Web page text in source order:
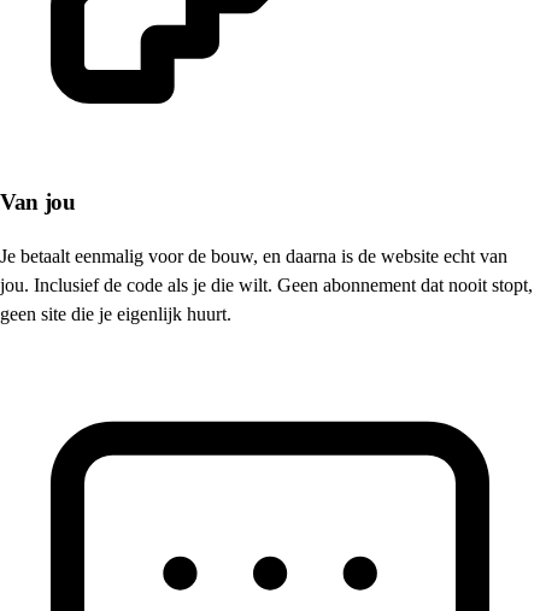
Van jou
Je betaalt eenmalig voor de bouw, en daarna is de website echt van
jou. Inclusief de code als je die wilt. Geen abonnement dat nooit stopt,
geen site die je eigenlijk huurt.